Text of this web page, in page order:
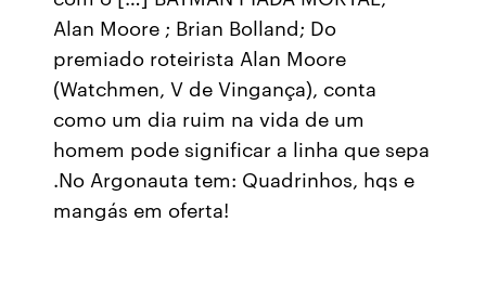
Alan Moore ; Brian Bolland; Do
premiado roteirista Alan Moore
(Watchmen, V de Vingança), conta
como um dia ruim na vida de um
homem pode significar a linha que sepa
.No Argonauta tem: Quadrinhos, hqs e
mangás em oferta!